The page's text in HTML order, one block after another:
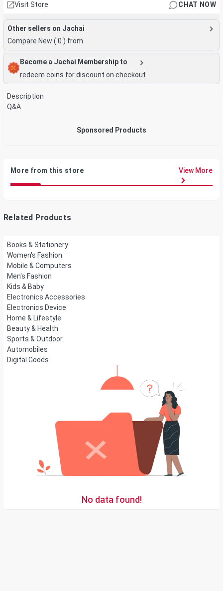
Visit Store CHAT NOW
Other sellers on Jachai
Compare New ( 0 ) from
Become a Jachai Membership to
redeem coins for discount on checkout
Description
Q&A
Sponsored Products
More from this store View More
Related Products
Books & Stationery
Women's Fashion
Mobile & Computers
Men's Fashion
Kids & Baby
Electronics Accessories
Electronics Device
Home & Lifestyle
Beauty & Health
Sports & Outdoor
Automobiles
Digital Goods
No data found!